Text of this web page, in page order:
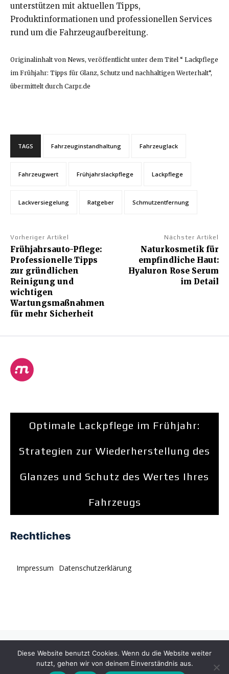
unterstützen mit aktuellen Tipps,
Produktinformationen und professionellen Services
rund um die Fahrzeugaufbereitung.
Originalinhalt von News, veröffentlicht unter dem Titel “ Lackpflege
im Frühjahr: Tipps für Glanz, Schutz und nachhaltigen Werterhalt“,
übermittelt durch Carpr.de
TAGS Fahrzeuginstandhaltung Fahrzeuglack
Fahrzeugwert Frühjahrslackpflege Lackpflege
Lackversiegelung Ratgeber Schmutzentfernung
Vorheriger Artikel
Frühjahrsauto-Pflege:
Professionelle Tipps
zur gründlichen
Reinigung und
wichtigen
Wartungsmaßnahmen
für mehr Sicherheit
Nächster Artikel
Naturkosmetik für
empfindliche Haut:
Hyaluron Rose Serum
im Detail
Optimale Lackpflege im Frühjahr:
Strategien zur Wiederherstellung des
Glanzes und Schutz des Wertes Ihres
Fahrzeugs
Rechtliches
Impressum Datenschutzerklärung
multipurpose Prebuilt Website with a wide range of usability.
Diese Website benutzt Cookies. Wenn du die Website weiter
nutzt, gehen wir von deinem Einverständnis aus.